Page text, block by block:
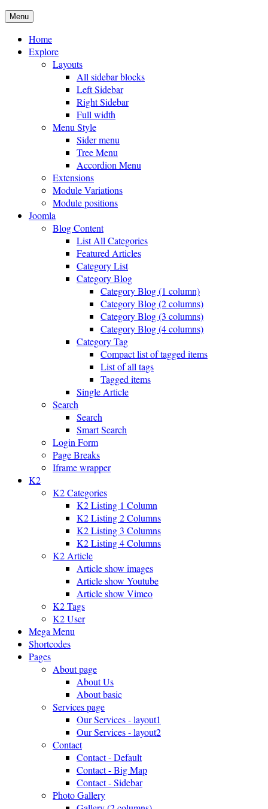
Menu
Home
Explore
Layouts
All sidebar blocks
Left Sidebar
Right Sidebar
Full width
Menu Style
Sider menu
Tree Menu
Accordion Menu
Extensions
Module Variations
Module positions
Joomla
Blog Content
List All Categories
Featured Articles
Category List
Category Blog
Category Blog (1 column)
Category Blog (2 columns)
Category Blog (3 columns)
Category Blog (4 columns)
Category Tag
Compact list of tagged items
List of all tags
Tagged items
Single Article
Search
Search
Smart Search
Login Form
Page Breaks
Iframe wrapper
K2
K2 Categories
K2 Listing 1 Column
K2 Listing 2 Columns
K2 Listing 3 Columns
K2 Listing 4 Columns
K2 Article
Article show images
Article show Youtube
Article show Vimeo
K2 Tags
K2 User
Mega Menu
Shortcodes
Pages
About page
About Us
About basic
Services page
Our Services - layout1
Our Services - layout2
Contact
Contact - Default
Contact - Big Map
Contact - Sidebar
Photo Gallery